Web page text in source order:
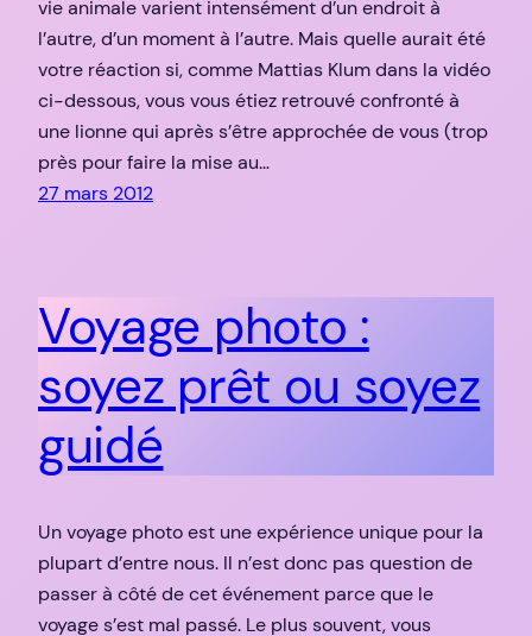
vie animale varient intensément d’un endroit à
l’autre, d’un moment à l’autre. Mais quelle aurait été
votre réaction si, comme Mattias Klum dans la vidéo
ci-dessous, vous vous étiez retrouvé confronté à
une lionne qui après s’être approchée de vous (trop
près pour faire la mise au…
27 mars 2012
Voyage photo :
soyez prêt ou soyez
guidé
Un voyage photo est une expérience unique pour la
plupart d’entre nous. Il n’est donc pas question de
passer à côté de cet événement parce que le
voyage s’est mal passé. Le plus souvent, vous